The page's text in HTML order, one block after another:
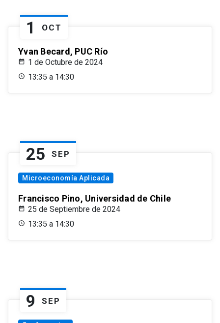
1 OCT
Yvan Becard, PUC Río
1 de Octubre de 2024
13:35 a 14:30
25 SEP
Microeconomía Aplicada
Francisco Pino, Universidad de Chile
25 de Septiembre de 2024
13:35 a 14:30
9 SEP